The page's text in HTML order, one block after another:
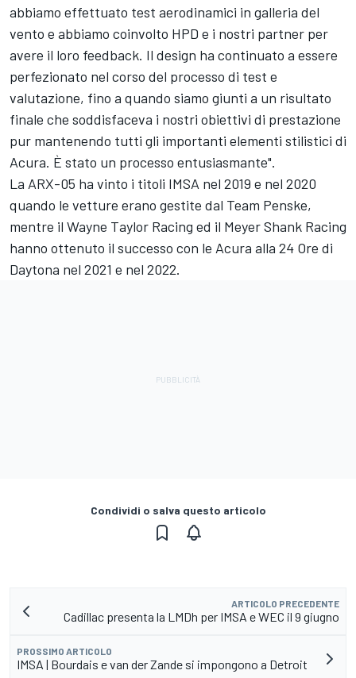
abbiamo effettuato test aerodinamici in galleria del
vento e abbiamo coinvolto HPD e i nostri partner per
avere il loro feedback. Il design ha continuato a essere
perfezionato nel corso del processo di test e
valutazione, fino a quando siamo giunti a un risultato
finale che soddisfaceva i nostri obiettivi di prestazione
pur mantenendo tutti gli importanti elementi stilistici di
Acura. È stato un processo entusiasmante".
La ARX-05 ha vinto i titoli IMSA nel 2019 e nel 2020
quando le vetture erano gestite dal Team Penske,
mentre il Wayne Taylor Racing ed il Meyer Shank Racing
hanno ottenuto il successo con le Acura alla 24 Ore di
Daytona nel 2021 e nel 2022.
Condividi o salva questo articolo
ARTICOLO PRECEDENTE
Cadillac presenta la LMDh per IMSA e WEC il 9 giugno
PROSSIMO ARTICOLO
IMSA | Bourdais e van der Zande si impongono a Detroit